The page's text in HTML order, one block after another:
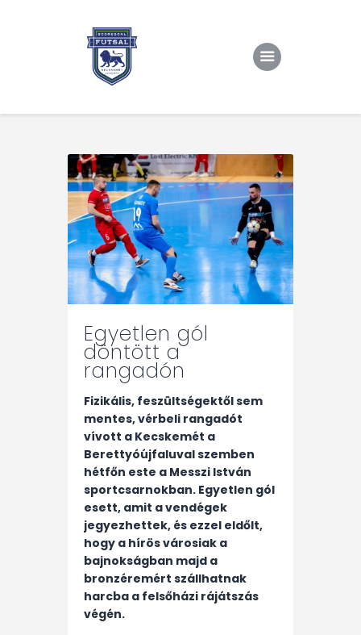
Rólunk/TAO
Eredmények, csapat
Hírek
Kapcsolat
Egyetlen gól
döntött a
rangadón
Fizikális, feszültségektől sem
mentes, vérbeli rangadót
vívott a Kecskemét a
Berettyóújfaluval szemben
hétfőn este a Messzi István
sportcsarnokban. Egyetlen gól
esett, amit a vendégek
jegyezhettek, és ezzel eldőlt,
hogy a hírös városiak a
bajnokságban majd a
bronzéremért szállhatnak
harcba a felsőházi rájátszás
végén.